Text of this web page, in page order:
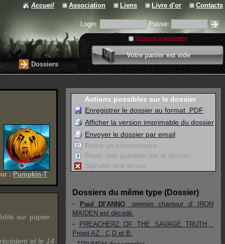
Accueil Association Liens Livre d'or Contacts
Login: Passe:
S'inscrire gratuitement
Votre panier est vide
0 article
Valider votre panier
Dossiers
: Pumpkin-T
sur papier :
et le 14
Actions possibles sur le dossier
Enregistrer le dossier au format .PDF
Afficher la version imprimable du dossier
Envoyer le dossier par email
Ecrire un commentaire
Poser une question sur le dossier
Signaler une erreur
Dossiers du même type (Dossier)
-
Paul DI'ANNO, premier chanteur d'
IRON
MAIDEN est décédé.
- PREACHERZ OF THE SAVAGE TRUTH
:
Projet AZ : C,D et B.